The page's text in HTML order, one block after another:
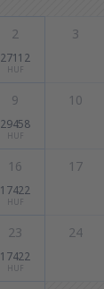
2
27112
HUF
3
9
29458
HUF
10
16
17422
HUF
17
23
17422
HUF
24